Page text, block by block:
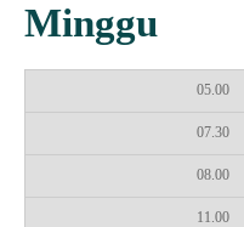
Minggu
05.00
07.30
08.00
11.00